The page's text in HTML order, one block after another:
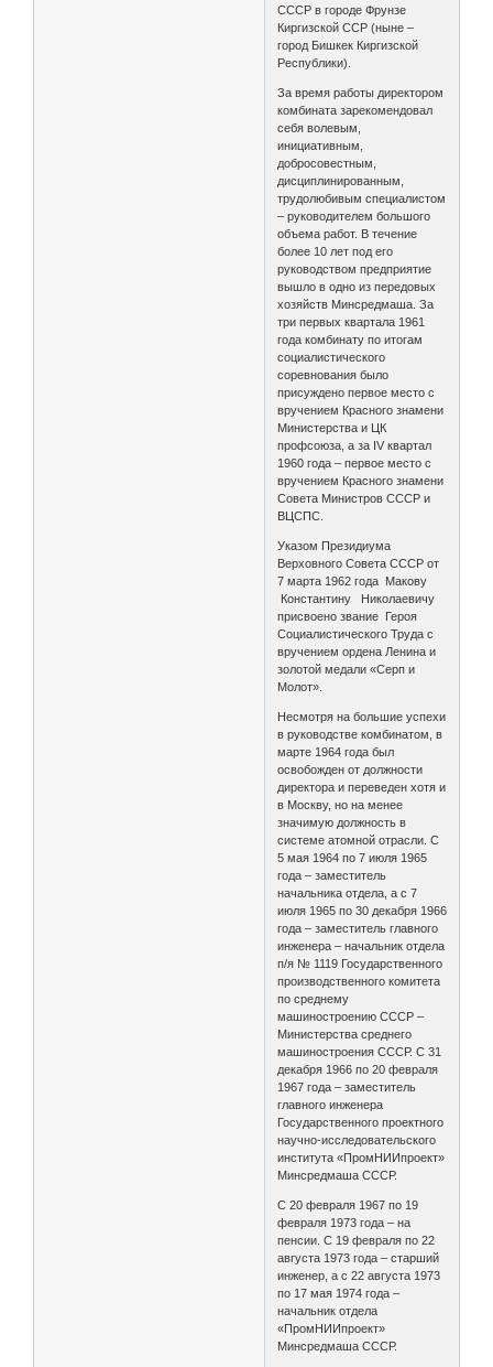
СССР в городе Фрунзе
Киргизской ССР (ныне –
город Бишкек Киргизской
Республики).
За время работы директором
комбината зарекомендовал
себя волевым,
инициативным,
добросовестным,
дисциплинированным,
трудолюбивым специалистом
– руководителем большого
объема работ. В течение
более 10 лет под его
руководством предприятие
вышло в одно из передовых
хозяйств Минсредмаша. За
три первых квартала 1961
года комбинату по итогам
социалистического
соревнования было
присуждено первое место с
вручением Красного знамени
Министерства и ЦК
профсоюза, а за IV квартал
1960 года – первое место с
вручением Красного знамени
Совета Министров СССР и
ВЦСПС.
Указом Президиума
Верховного Совета СССР от
7 марта 1962 года Макову
Константину Николаевичу
присвоено звание Героя
Социалистического Труда с
вручением ордена Ленина и
золотой медали «Серп и
Молот».
Несмотря на большие успехи
в руководстве комбинатом, в
марте 1964 года был
освобожден от должности
директора и переведен хотя и
в Москву, но на менее
значимую должность в
системе атомной отрасли. С
5 мая 1964 по 7 июля 1965
года – заместитель
начальника отдела, а с 7
июля 1965 по 30 декабря 1966
года – заместитель главного
инженера – начальник отдела
п/я № 1119 Государственного
производственного комитета
по среднему
машиностроению СССР –
Министерства среднего
машиностроения СССР. С 31
декабря 1966 по 20 февраля
1967 года – заместитель
главного инженера
Государственного проектного
научно-исследовательского
института «ПромНИИпроект»
Минсредмаша СССР.
С 20 февраля 1967 по 19
февраля 1973 года – на
пенсии. С 19 февраля по 22
августа 1973 года – старший
инженер, а с 22 августа 1973
по 17 мая 1974 года –
начальник отдела
«ПромНИИпроект»
Минсредмаша СССР.